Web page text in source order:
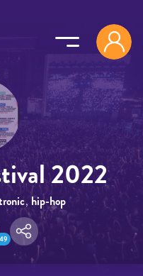
2022
, hip-hop